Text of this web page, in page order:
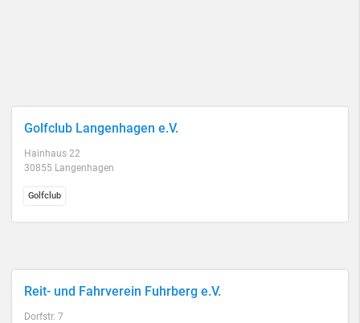
Golfclub Langenhagen e.V.
Hainhaus 22
30855 Langenhagen
Golfclub
Reit- und Fahrverein Fuhrberg e.V.
Dorfstr. 7